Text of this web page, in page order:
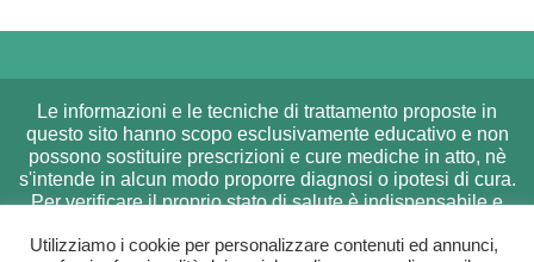
Le informazioni e le tecniche di trattamento proposte in
questo sito hanno scopo esclusivamente educativo e non
possono sostituire prescrizioni e cure mediche in atto, nè
s'intende in alcun modo proporre diagnosi o ipotesi di cura.
Per verificare il proprio stato di salute è indispensabile e
Naturopatia nè le altre discipline presentate nel sito, nè
Utilizziamo i cookie per personalizzare contenuti ed annunci,